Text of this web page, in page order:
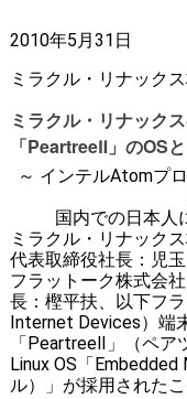
2010年5月31日
ミラクル・リナック
ミラクル・リナック
「PeartreeⅡ」のOS
～ インテルAtomプ
国内での日本人
ミラクル・リナック
代表取締役社長：児
フラットーク株式会
長：樫平扶、以下フ
Internet Devices）端
「PeartreeⅡ」（ペ
Linux OS「
ル）」が採用された